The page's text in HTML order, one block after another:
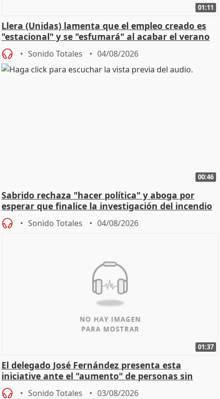
01:11
Llera (Unidas) lamenta que el empleo creado es
"estacional" y se "esfumará" al acabar el verano
Sonido Totales 04/08/2026
00:46
Sabrido rechaza "hacer política" y aboga por
esperar que finalice la investigación del incendio
Sonido Totales 04/08/2026
01:37
El delegado José Fernández presenta esta
iniciative ante el "aumento" de personas sin
hogar en Madri
Sonido Totales 03/08/2026